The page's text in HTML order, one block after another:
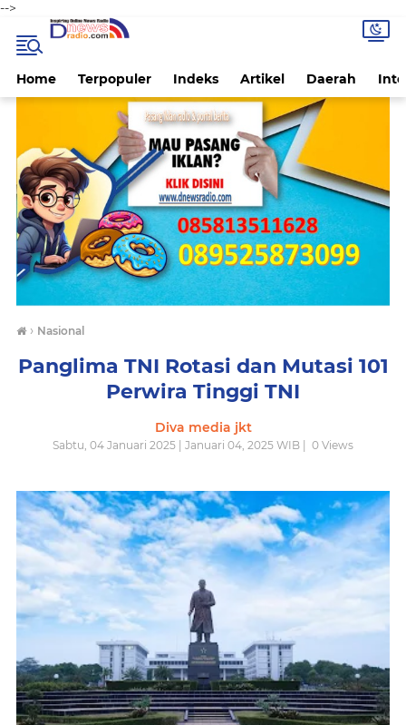
-->
Home Terpopuler Indeks Artikel Daerah
› Nasional
Panglima TNI Rotasi dan Mutasi 101
Perwira Tinggi TNI
Diva media jkt
Sabtu, 04 Januari 2025 | Januari 04, 2025 WIB | 0 Views